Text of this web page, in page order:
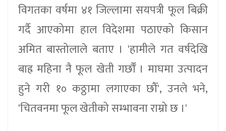
विगतका वर्षमा ४१ जिल्लामा सयपत्री फूल बिक्री
गर्दै आएकोमा हाल विदेशमा पठाएको किसान
अमित बास्तोलाले बताए । 'हामीले गत वर्षदेखि
बाह्र महिना नै फूल खेती गर्छौँ । माघमा उत्पादन
हुने गरी १० कठ्ठामा लगाएका छौँ', उनले भने,
'चितवनमा फूल खेतीको सम्भावना राम्रो छ ।'